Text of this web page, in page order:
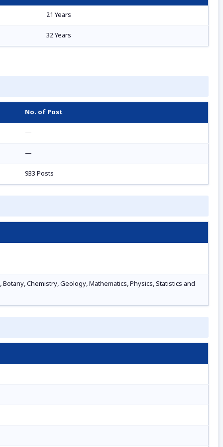
21 Years
32 Years
No. of Post
—
—
933 Posts
Chemistry, Geology, Mathematics, Physics, Statistics and